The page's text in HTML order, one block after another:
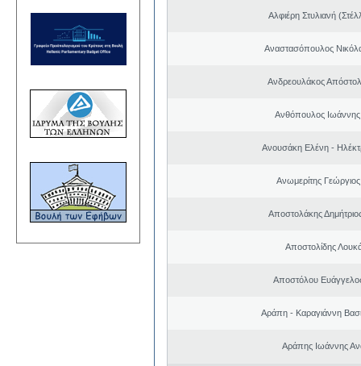
Αλφιέρη Στυλιανή
Αναστασόπουλος
Ανδρεουλάκος
Ανθόπουλος Ιωάννης
Ανουσάκη Ελένη -
Ανωμερίτης
Αποστολάκης
Αποστολίδης
Αποστόλου
Αράπη - Καραγιάννη
Αράπης Ιωάννης